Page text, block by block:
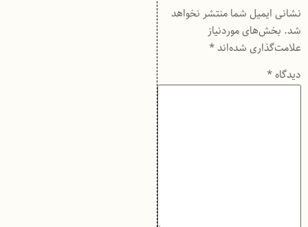
نشانی ایمیل شما منتشر نخواهد
شد. بخش‌های موردنیاز
علامت‌گذاری شده‌اند*
دیدگاه*